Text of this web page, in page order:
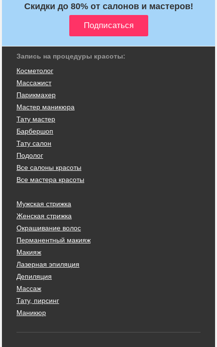
Скидки до 80% от салонов и мастеров!
Запись на процедуры красоты:
Косметолог
Массажист
Парикмахер
Мастер маникюра
Тату мастер
Барбершоп
Тату салон
Подолог
Все салоны красоты
Все мастера красоты
Мужская стрижка
Женская стрижка
Окрашивание волос
Перманентный макияж
Макияж
Лазерная эпиляция
Депиляция
Массаж
Тату, пирсинг
Маникюр